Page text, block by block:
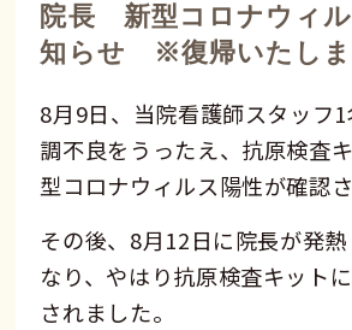
院長 新型コロナウィ
知らせ ※復帰いたしま
8月9日、当院看護師スタッフ
調不良をうったえ、抗原検査
型コロナウィルス陽性が確認さ
その後、8月12日に院長が発
なり、やはり抗原検査キット
されました。